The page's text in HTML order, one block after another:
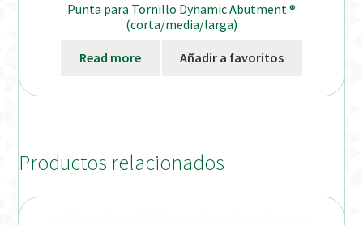
Punta para Tornillo Dynamic Abutment ®
(corta/media/larga)
Read more Añadir a favoritos
Productos relacionados